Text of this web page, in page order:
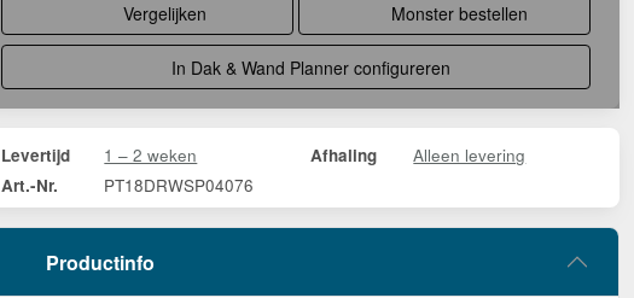
Vergelijken Monster bestellen
In Dak & Wand Planner configureren
Levertijd 1 – 2 weken Afhaling Alleen levering
Art.-Nr. PT18DRWSP04076
Productinfo